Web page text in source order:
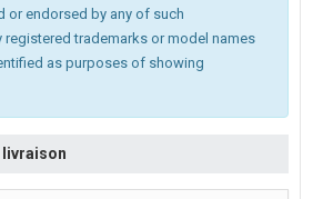
or endorsed by any of such
registered trademarks or model names
as purposes of showing
livraison